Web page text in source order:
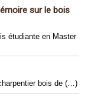
sur le bois
étudiante en Master
bois de (…)